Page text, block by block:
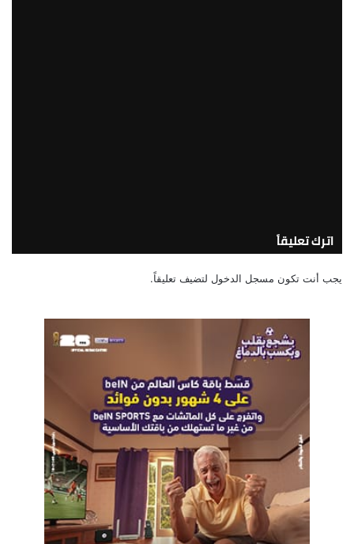
اترك تعليقاً
يجب أنت تكون مسجل الدخول لتضيف تعليقاً.